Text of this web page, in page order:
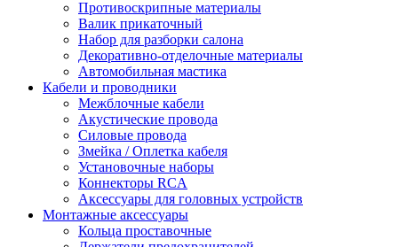
Противоскрипные материалы
Валик прикаточный
Набор для разборки салона
Декоративно-отделочные материалы
Автомобильная мастика
Кабели и проводники
Межблочные кабели
Акустические провода
Силовые провода
Змейка / Оплетка кабеля
Установочные наборы
Коннекторы RCA
Аксессуары для головных устройств
Монтажные аксессуары
Кольца проставочные